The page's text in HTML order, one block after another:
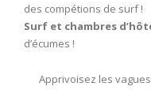
des compétions de surf !
Surf et chambres
d’écumes !
Apprivoisez les